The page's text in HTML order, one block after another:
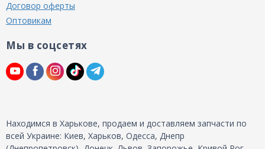
Договор оферты
Оптовикам
Мы в соцсетях
Находимся в Харькове, продаем и доставляем запчасти по
всей Украине: Киев, Харьков, Одесса, Днепр